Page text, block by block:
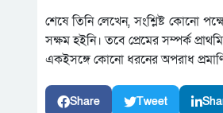
শেষে তিনি লেখেন, সংশ্লিষ্ট কোনো
সক্ষম হইনি। তবে প্রেমের সম্পর্ক
একইসঙ্গে কোনো ধরনের অপরাধ
Share Tweet